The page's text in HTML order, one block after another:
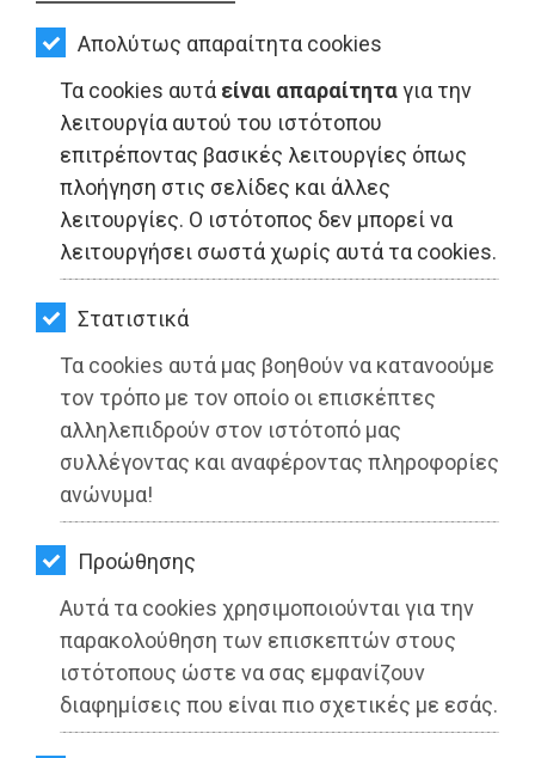
Απολύτως απαραίτητα cookies
Τα cookies αυτά είναι απαραίτηταγια την
λειτουργία αυτού του ιστότοπου
επιτρέποντας βασικές λειτουργίες όπως
πλοήγηση στις σελίδες και άλλες
λειτουργίες. Ο ιστότοπος δεν μπορεί να
λειτουργήσει σωστά χωρίς αυτά τα cookies.
Στατιστικά
Τα cookies αυτά μας βοηθούν να κατανοούμε
τον τρόπο με τον οποίο οι επισκέπτες
αλληλεπιδρούν στον ιστότοπό μας
συλλέγοντας και αναφέροντας πληροφορίες
ανώνυμα!
Προώθησης
Αυτά τα cookies χρησιμοποιούνται για την
παρακολούθηση των επισκεπτών στους
ιστότοπους ώστε να σας εμφανίζουν
διαφημίσεις που είναι πιο σχετικές με εσάς.
ΟΙΚΟΝΟΜΙΑ
ΑΘΛΗΤΙΣΜΟΣ
ΠΟΛΙΤΙΣΜΟΣ
ΣΠΙΤΙ-
ΚΗΠΟΣ
ΥΓΕΙΑ
LIFESTYLE
ΤΑΞΙΔΙΑ
ΕΞΟΔΟΣ
ΠΕΡΙΒΑΛΛΟΝ
ΚΑΤΟΙΚΙΔΙΟ
ΑΓΓΕΛΙΕΣ
ΕΦΗΜΕΡΙΔΕΣ
OΔΗΓΟΣ
ΑΓΟΡΑΣ
ΠΟΛΙΤΙΚΗ - Ανατολική Αττική
Λάζαρος Καραούλης: 4 στα 10
νοικοκυριά δεν μπορούν να πάνε
διακοπές (βίντεο)
Διαβάστηκε 1838 φορές
22-07-2022
Από τo Dimotisnews